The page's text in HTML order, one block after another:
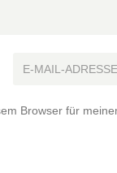
Browser für